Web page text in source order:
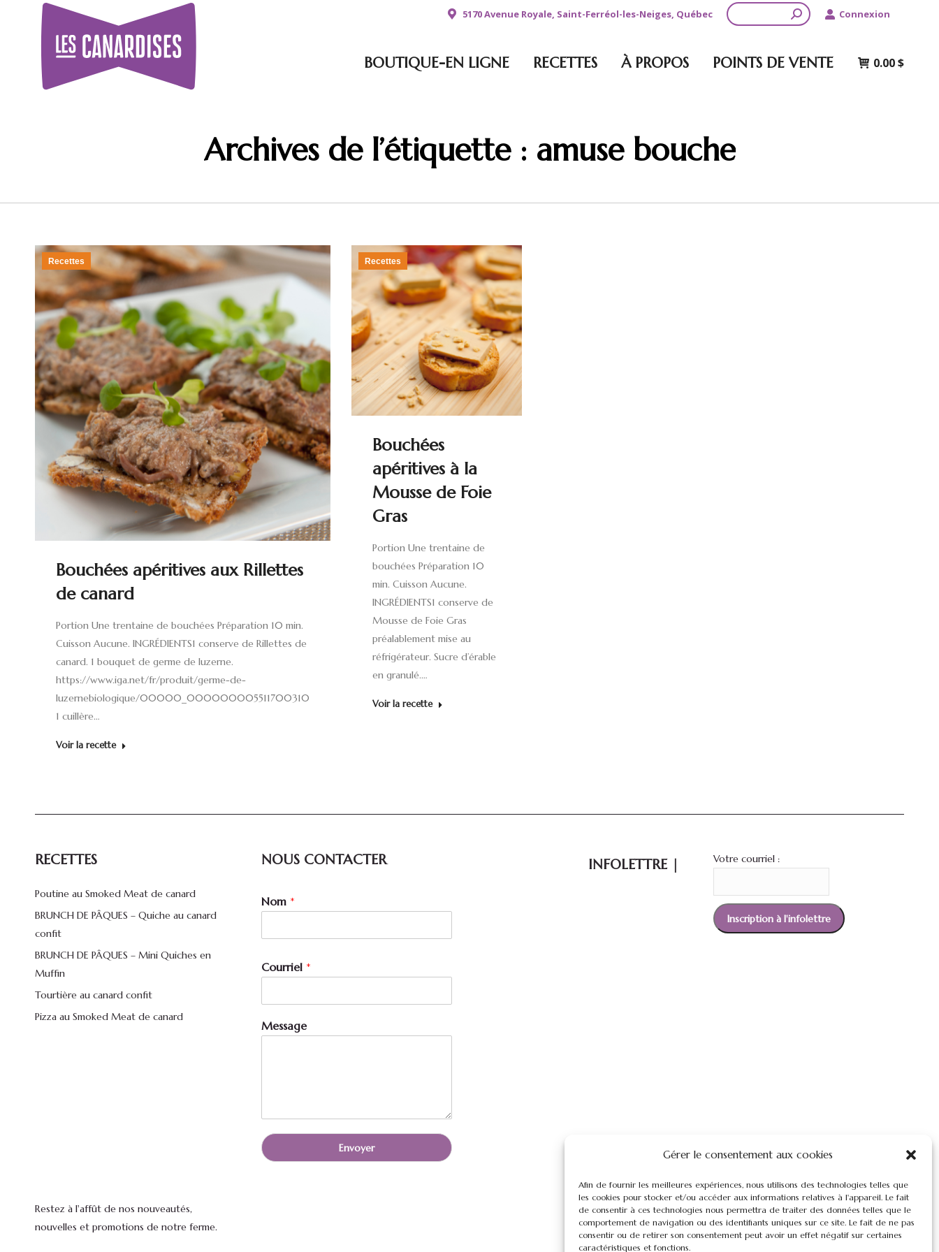
Gérer le consentement aux cookies
Afin de fournir les meilleures expériences, nous utilisons des technologies telles que
les cookies pour stocker et/ou accéder aux informations relatives à l'appareil. Le fait
de consentir à ces technologies nous permettra de traiter des données telles que le
comportement de navigation ou des identifiants uniques sur ce site. Le fait de ne pas
consentir ou de retirer son consentement peut avoir un effet négatif sur certaines
caractéristiques et fonctions.
5170 Avenue Royale, Saint-Ferréol-les-Neiges, Québec Recherche Connexion
BOUTIQUE-EN LIGNE RECETTES À PROPOS POINTS DE VENTE 0.00$
Archives de l’étiquette : amuse bouche
Recettes
Bouchées apéritives aux Rillettes
de canard
Portion Une trentaine de bouchées Préparation 10 min.
Cuisson Aucune. INGRÉDIENTS1 conserve de Rillettes de
canard. 1 bouquet de germe de luzerne.
https://www.iga.net/fr/produit/germe-de-
luzernebiologique/00000_000000005511700310
1 cuillère…
Voir la recette
Recettes
Bouchées
apéritives à la
Mousse de Foie
Gras
Portion Une trentaine de
bouchées Préparation 10
min. Cuisson Aucune.
INGRÉDIENTS1 conserve de
Mousse de Foie Gras
préalablement mise au
réfrigérateur. Sucre d’érable
en granulé.…
Voir la recette
RECETTES
Poutine au Smoked Meat de canard
BRUNCH DE PÂQUES – Quiche au canard
confit
BRUNCH DE PÂQUES – Mini Quiches en
Muffin
Tourtière au canard confit
Pizza au Smoked Meat de canard
NOUS CONTACTER
N
o
C
u
r
i
e
l
Nom *
Courriel *
Message
Envoyer
INFOLETTRE | Votre courriel :
Restez à l'affût de nos nouveautés,
nouvelles et promotions de notre ferme.